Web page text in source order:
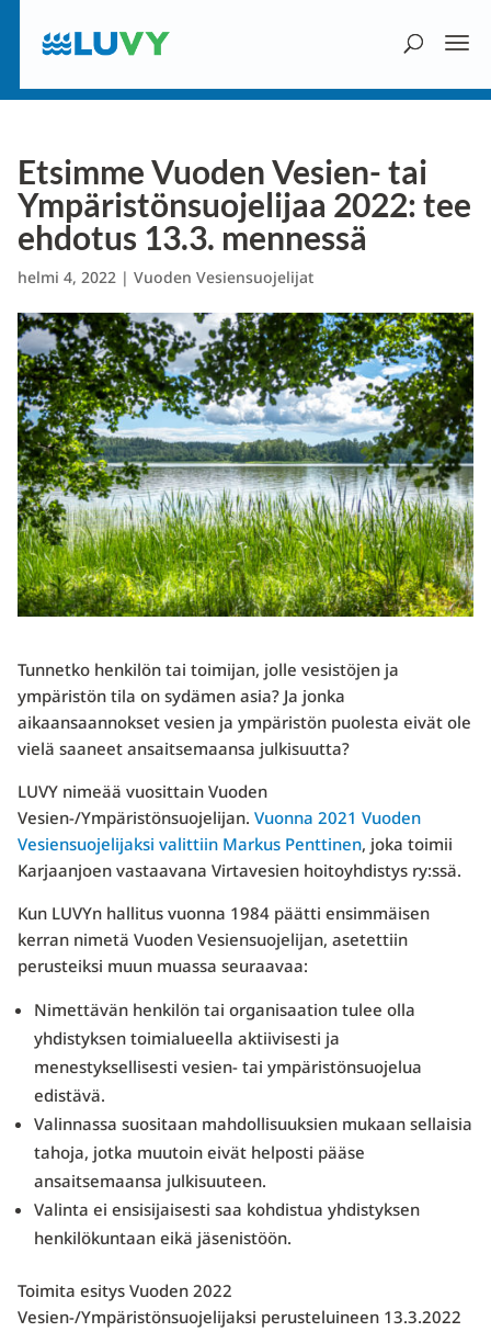
Etsimme Vuoden Vesien- tai
Ympäristönsuojelijaa 2022: tee
ehdotus 13.3. mennessä
helmi 4, 2022| Vuoden Vesiensuojelijat
Tunnetko henkilön tai toimijan, jolle vesistöjen ja
ympäristön tila on sydämen asia? Ja jonka
aikaansaannokset vesien ja ympäristön puolesta eivät ole
vielä saaneet ansaitsemaansa julkisuutta?
LUVY nimeää vuosittain Vuoden
Vesien-/Ympäristönsuojelijan. Vuonna 2021 Vuoden
Vesiensuojelijaksi valittiin Markus Penttinen, joka toimii
Karjaanjoen vastaavana Virtavesien hoitoyhdistys ry:ssä.
Kun LUVYn hallitus vuonna 1984 päätti ensimmäisen
kerran nimetä Vuoden Vesiensuojelijan, asetettiin
perusteiksi muun muassa seuraavaa:
Nimettävän henkilön tai organisaation tulee olla
yhdistyksen toimialueella aktiivisesti ja
menestyksellisesti vesien- tai ympäristönsuojelua
edistävä.
Valinnassa suositaan mahdollisuuksien mukaan sellaisia
tahoja, jotka muutoin eivät helposti pääse
ansaitsemaansa julkisuuteen.
Valinta ei ensisijaisesti saa kohdistua yhdistyksen
henkilökuntaan eikä jäsenistöön.
Toimita esitys Vuoden 2022
Vesien-/Ympäristönsuojelijaksi perusteluineen 13.3.2022